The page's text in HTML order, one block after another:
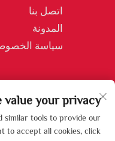
اتصل بنا
المدونة
سياسة
value your privacy
similar tools to provide our
to accept all cookies, click